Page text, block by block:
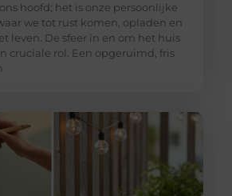
hoofd; het is onze persoonlijke
we tot rust komen, opladen en
leven. De sfeer in en om het huis
cruciale rol. Een opgeruimd, fris